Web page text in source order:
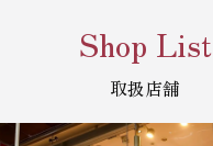
Shop List
取扱店舗